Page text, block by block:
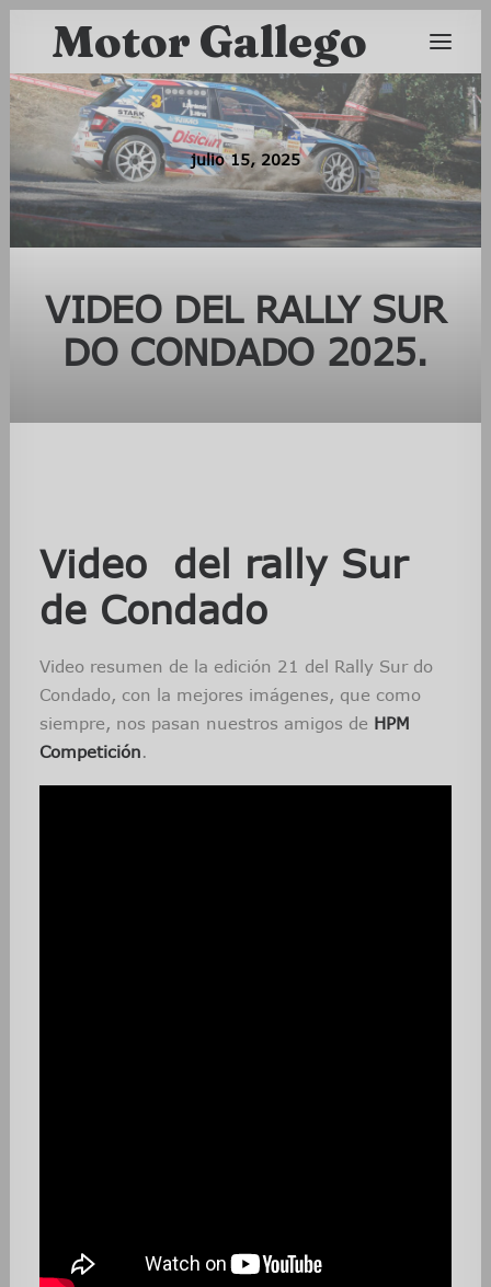
Motor Gallego
julio 15, 2025
VIDEO DEL RALLY SUR
DO CONDADO 2025.
Video del rally Sur
de Condado
Video resumen de la edición 21 del Rally Sur do
Condado, con la mejores imágenes, que como
siempre, nos pasan nuestros amigos de HPM
Competición.